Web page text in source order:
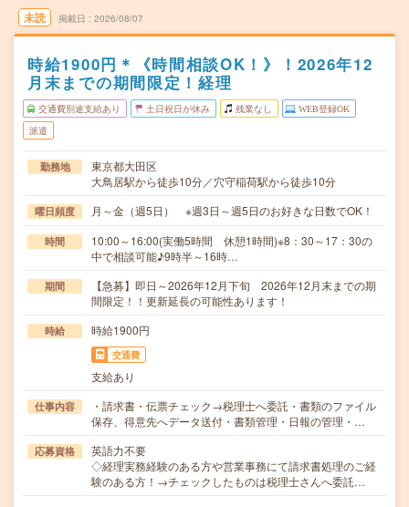
未読 掲載日 2026/08/07
時給1900円＊《時間相談OK！》！2026年12
月末までの期間限定！経理
交通費別途支給あり 土日祝日が休み 残業なし WEB登録OK
派遣
勤務地
東京都大田区
大鳥居駅から徒歩10分／穴守稲荷駅から徒歩10分
曜日頻度 月～金（週5日） ※週3日～週5日のお好きな日数でOK！
時間
10:00～16:00(実働5時間 休憩1時間)※8：30～17：30の
中で相談可能♪9時半～16時…
期間
【急募】即日～2026年12月下旬 2026年12月末までの期
間限定！！更新延長の可能性あります！
時給 時給1900円
交通費
支給あり
仕事内容
・請求書・伝票チェック→税理士へ委託・書類のファイル
保存、得意先へデータ送付・書類管理・日報の管理・…
応募資格
英語力不要
◇経理実務経験のある方や営業事務にて請求書処理のご経
験のある方！→チェックしたものは税理士さんへ委託…